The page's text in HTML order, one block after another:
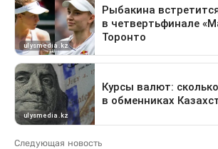
Следующая новость